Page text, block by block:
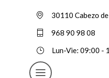
30110 Cabezo
968 90 98 08
Lun-Vie: 09:00 -